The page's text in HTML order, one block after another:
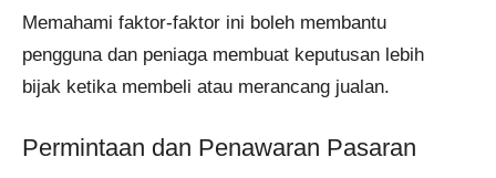
Memahami faktor-faktor ini boleh membantu
pengguna dan peniaga membuat keputusan lebih
bijak ketika membeli atau merancang jualan.
Permintaan dan Penawaran Pasaran